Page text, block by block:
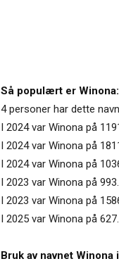
Så populært er Winona:
4 personer har dette
I 2024 var Winona på
I 2024 var Winona på
I 2024 var Winona på
I 2023 var Winona på
I 2023 var Winona på
I 2025 var Winona på
Bruk av navnet